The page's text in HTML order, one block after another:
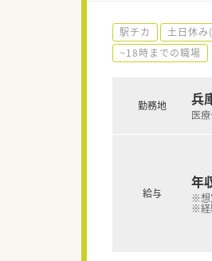
駅チカ 土日休み
~18時までの職場
勤務地 兵
医
給与
年
※想
※経